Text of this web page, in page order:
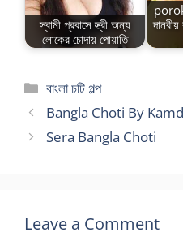
স্বামী প্রবাসে স্ত্রী অন্য
লোকের চোদায় পোয়াতি
Categories
বাংলা চটি গল্প
Bangla Choti By
Sera Bangla Choti
Leave a Comment